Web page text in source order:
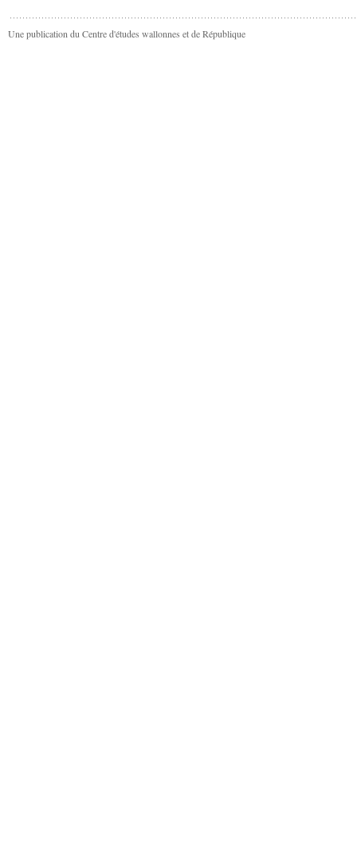
Une publication du Centre d'études wallonnes et de République